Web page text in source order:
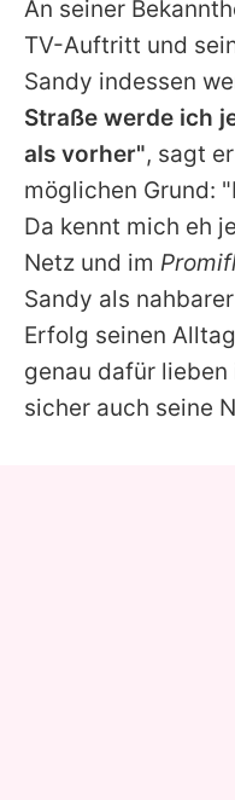
An seiner
TV-Auftritt und
Sandy indessen
Straße werde ich
als vorher", sagt
möglichen Grund:
Da kennt mich eh
Netz und im
Sandy als
Erfolg seinen
genau dafür lieben
sicher auch seine